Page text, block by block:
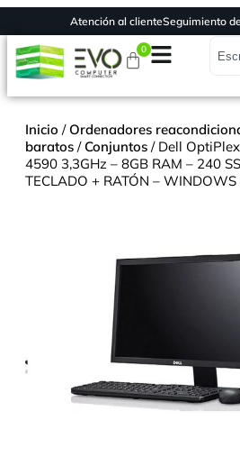
Atención al clienteSeguimiento
0
Inicio /Ordenadores
baratos /Conjuntos / Dell
4590 3,3GHz – 8GB RAM – 240
TECLADO + RATÓN – WINDOWS